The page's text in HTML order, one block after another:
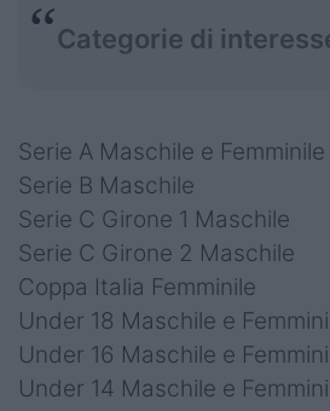
Categorie di
Serie A Maschile e Femminile
Serie B Maschile
Serie C Girone 1 Maschile
Serie C Girone 2 Maschile
Coppa Italia Femminile
Under 18 Maschile e
Under 16 Maschile e
Under 14 Maschile e